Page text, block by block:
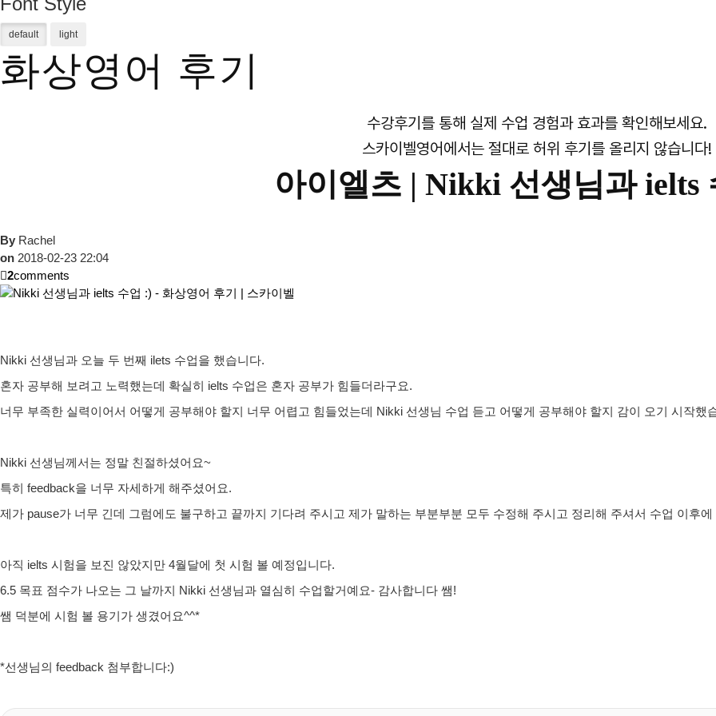
화상영어 후기
수강후기를 통해 실제 수업 경험과 효과를 확인해보세요.
스카이벨영어에서는 절대로 허위 후기를 올리지 않습니다!
아이엘츠 | Nikki 선생님과 ielts
By Rachel
on 2018-02-23 22:04
2comments
Nikki 선생님과 오늘 두 번째 ilets 수업을 했습니다.
혼자 공부해 보려고 노력했는데 확실히 ielts 수업은 혼자 공부가 힘들더라구요.
너무 부족한 실력이어서 어떻게 공부해야 할지 너무 어렵고 힘들었는데 Nikki 선생님 수업 듣고 어떻게 공부해야 할지 감이 오기 시작했
Nikki 선생님께서는 정말 친절하셨어요~
특히 feedback을 너무 자세하게 해주셨어요.
제가 pause가 너무 긴데 그럼에도 불구하고 끝까지 기다려 주시고 제가 말하는 부분부분 모두 수정해 주시고 정리해 주셔서 수업 이후
아직 ielts 시험을 보진 않았지만 4월달에 첫 시험 볼 예정입니다.
6.5 목표 점수가 나오는 그 날까지 Nikki 선생님과 열심히 수업할거예요- 감사합니다 쌤!
쌤 덕분에 시험 볼 용기가 생겼어요^^*
*선생님의 feedback 첨부합니다:)